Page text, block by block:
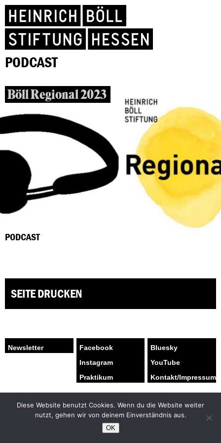
PODCAST
Böll Regional 2023
PODCAST
SEITE DRUCKEN
Facebook
Bluesky
Instagram
YouTube
Praktikum
Kontakt/Impressum
Diese Website benutzt Cookies. Wenn du die Website weiter
nutzt, gehen wir von deinem Einverständnis aus.
OK